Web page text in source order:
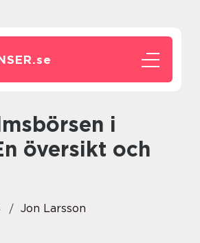
se
översikt och
Jon Larsson